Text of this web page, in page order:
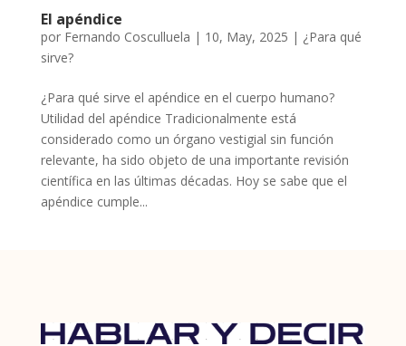
El apéndice
por Fernando Cosculluela | 10, May, 2025 | ¿Para qué
sirve?
¿Para qué sirve el apéndice en el cuerpo humano?
Utilidad del apéndice Tradicionalmente está
considerado como un órgano vestigial sin función
relevante, ha sido objeto de una importante revisión
científica en las últimas décadas. Hoy se sabe que el
apéndice cumple...